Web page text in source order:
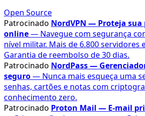
Open Source
Patrocinado NordVPN — Proteja sua
online— Navegue com segurança
nível militar. Mais de 6.800 servidores
Garantia de reembolso de 30 dias.
Patrocinado NordPass —
seguro— Nunca mais esqueça uma
senhas, cartões e notas com
conhecimento zero.
Patrocinado Proton Mail — E-mail